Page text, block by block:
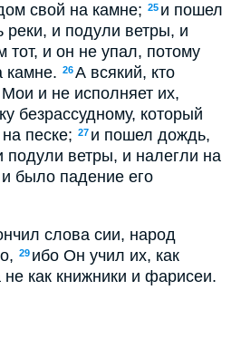
свой на камне; 25 и пошел
реки, и подули ветры, и
тот, и он не упал, потому
камне. 26А всякий, кто
и не исполняет их,
безрассудному, который
песке; 27 и пошел дождь,
подули ветры, и налегли на
было падение его
слова сии, народ
29 ибо Он учил их, как
как книжники и фарисеи.